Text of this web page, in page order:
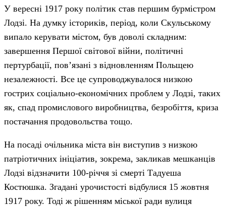
У вересні 1917 року політик став першим бурмістром
Лодзі. На думку істориків, період, коли Скульському
випало керувати містом, був доволі складним:
завершення Першої світової війни, політичні
пертурбації, пов’язані з відновленням Польщею
незалежності. Все це супроводжувалося низкою
гострих соціально-економічних проблем у Лодзі, таких
як, спад промислового виробництва, безробіття, криза
постачання продовольства тощо.
На посаді очільника міста він виступив з низкою
патріотичних ініціатив, зокрема, закликав мешканців
Лодзі відзначити 100-річчя зі смерті Тадуеша
Костюшка. Згадані урочистості відбулися 15 жовтня
1917 року. Тоді ж рішенням міської ради вулиця